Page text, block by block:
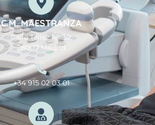
C.M. MAESTRANZA
Calle Téllez Nº 30,
28007 Madrid
+34 915 02 03 01